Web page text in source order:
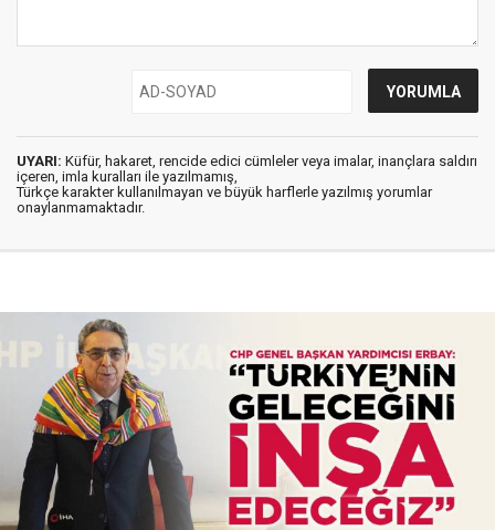
UYARI: Küfür, hakaret, rencide edici cümleler veya imalar, inançlara saldırı
içeren, imla kuralları ile yazılmamış,
Türkçe karakter kullanılmayan ve büyük harflerle yazılmış yorumlar
onaylanmamaktadır.